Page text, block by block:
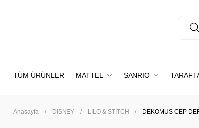
TÜM ÜRÜNLER MATTEL SANRIO
Anasayfa DISNEY LILO & STITCH DEKOMUS CEP